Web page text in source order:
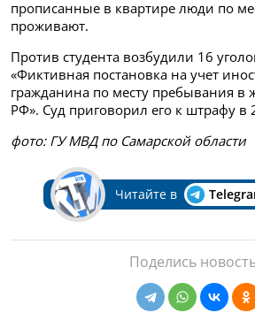
прописанные в квартире люди по
проживают.
Против студента возбудили 16
«Фиктивная постановка на учет
гражданина по месту пребывания
РФ». Суд приговорил его к штрафу в
фото: ГУ МВД по Самарской области
Читайте в
Поделись